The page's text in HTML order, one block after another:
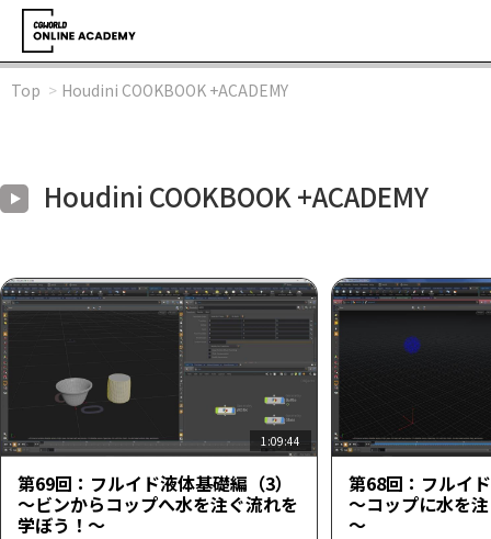
Top Houdini COOKBOOK +ACADEMY
Houdini COOKBOOK +ACADEMY
1:09:44
第69回：フルイド液体基礎編（3）
～ビンからコップへ水を注ぐ流れを
学ぼう！～
第68回：フルイ
～コップに水を
～